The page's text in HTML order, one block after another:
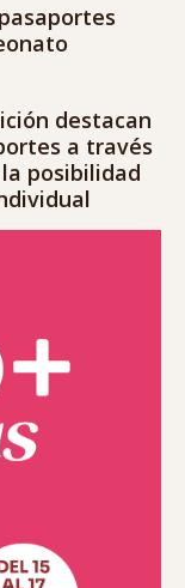
destacan
a través
posibilidad